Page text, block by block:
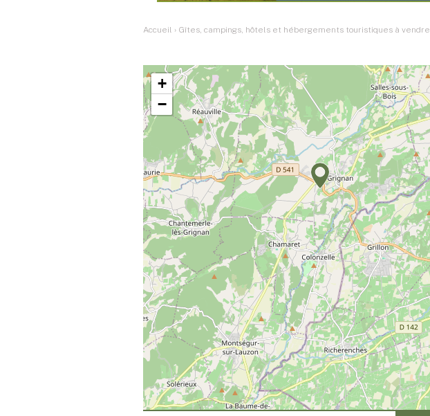
Accueil › Gîtes, campings, hôtels et hébergements touristiques à vendre
+
−